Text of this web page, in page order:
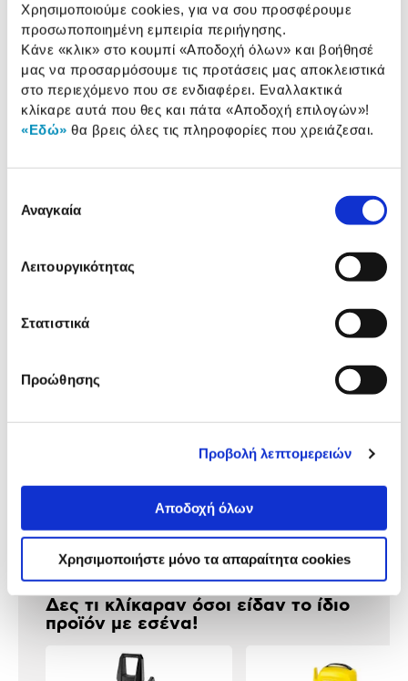
Χρησιμοποιούμε cookies, για να σου προσφέρουμε
προσωποποιημένη εμπειρία περιήγησης.
Κάνε «κλικ» στο κουμπί «Αποδοχή όλων» και βοήθησέ
μας να προσαρμόσουμε τις προτάσεις μας αποκλειστικά
στο περιεχόμενο που σε ενδιαφέρει. Εναλλακτικά
κλίκαρε αυτά που θες και πάτα «Αποδοχή επιλογών»!
«Εδώ» θα βρεις όλες τις πληροφορίες που χρειάζεσαι.
συγκατάθεσης
Αναγκαία
Λειτουργικότητας
Στατιστικά
Προώθησης
Προβολή λεπτομερειών
Αποδοχή όλων
Χρησιμοποιήστε μόνο τα απαραίτητα cookies
Συνδύασέ το με
Karcher Καθαριστικό Υγρό RM
626
11,49 €
Karcher Καθαριστικό Αυτοκινήτου
παρουσίαση
προϊόντος
Αξιολογήσεις
Δες τι κλίκαραν όσοι είδαν το ίδιο
προϊόν με εσένα!